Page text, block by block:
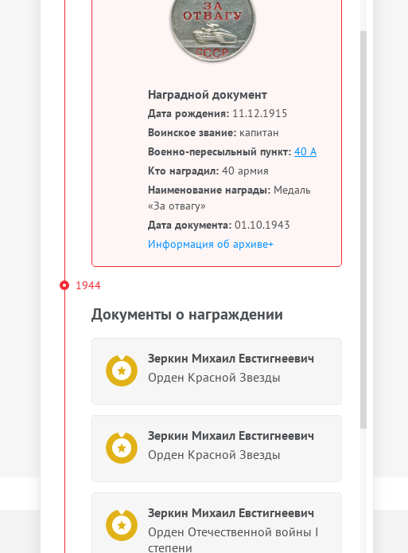
Наградной документ
Дата рождения: 11.12.1915
Воинское звание: капитан
Военно-пересыльный пункт: 40 А
Кто наградил: 40 армия
Наименование награды: Медаль
«За отвагу»
Дата документа: 01.10.1943
Информация об архиве+
1944
Документы о награждении
Зеркин Михаил Евстигнеевич
Орден Красной Звезды
Зеркин Михаил Евстигнеевич
Орден Красной Звезды
Зеркин Михаил Евстигнеевич
Орден Отечественной войны I
степени